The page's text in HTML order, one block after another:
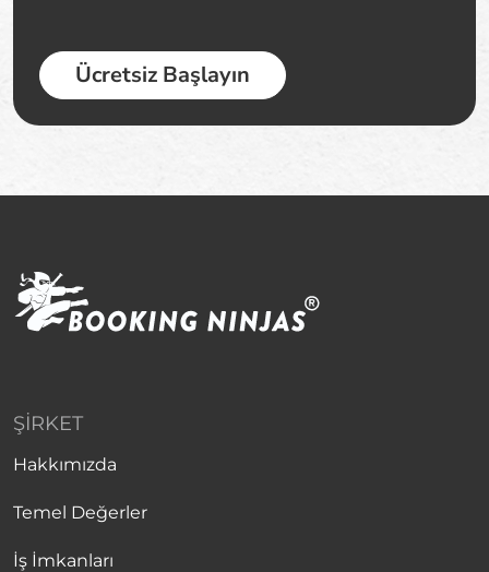
Ücretsiz Başlayın
ŞIRKET
Hakkımızda
Temel Değerler
İş İmkanları